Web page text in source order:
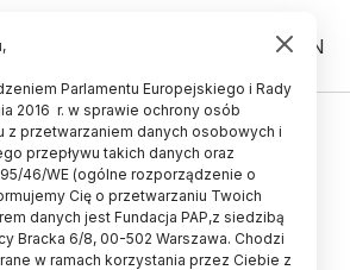
PL EN
wody odświeżył
15.07.2004
Parlamentu Europejskiego i Rady
2016 r. w sprawie ochrony osób
z przetwarzaniem danych osobowych i
przepływu takich danych oraz
46/WE (ogólne rozporządzenie o
Cię o przetwarzaniu Twoich
danych jest Fundacja PAP,z siedzibą
Bracka 6/8, 00-502 Warszawa. Chodzi
w ramach korzystania przez Ciebie z